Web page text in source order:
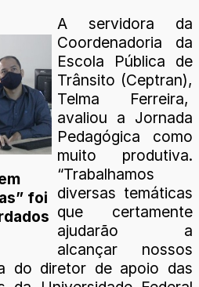
foi
A servidora da
Coordenadoria da
Escola Pública de
Trânsito (Ceptran),
Telma Ferreira,
avaliou a Jornada
Pedagógica como
muito produtiva.
“Trabalhamos
diversas temáticas
que certamente
ajudarão a
alcançar nossos
do diretor de apoio das